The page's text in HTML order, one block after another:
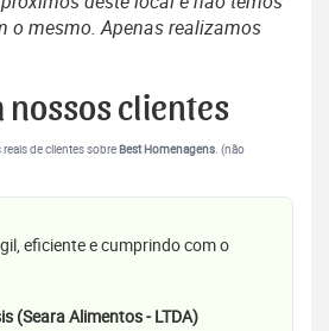
o mesmo. Apenas realizamos
nossos clientes
de clientes sobre Best Homenagens. (não
eficiente e cumprindo com o
(Seara Alimentos - LTDA)